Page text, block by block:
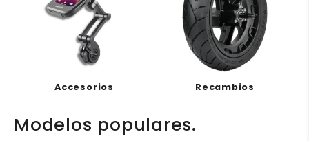
Accesorios Recambios
Modelos populares.